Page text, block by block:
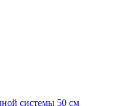
системы 50 см